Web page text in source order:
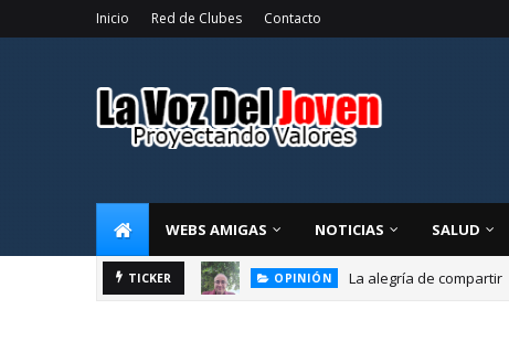
Inicio Red de Clubes Contacto
WEBS AMIGAS NOTICIAS SALUD
TICKER OPINIÓN La alegría de compartir